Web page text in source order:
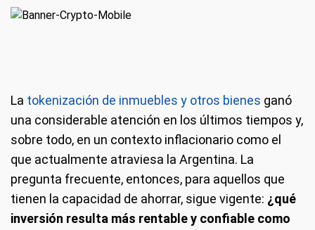
La tokenización de inmuebles y otros bienes ganó
una considerable atención en los últimos tiempos y,
sobre todo, en un contexto inflacionario como el
que actualmente atraviesa la Argentina. La
pregunta frecuente, entonces, para aquellos que
tienen la capacidad de ahorrar, sigue vigente: ¿qué
inversión resulta más rentable y confiable como